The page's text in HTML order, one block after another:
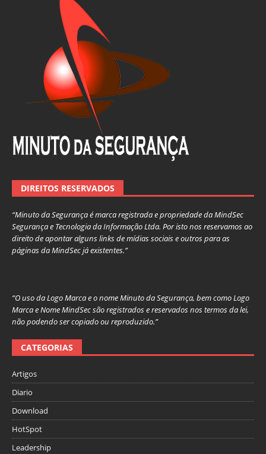
DIREITOS RESERVADOS
“Minuto da Segurança é marca registrada e propriedade da MindSec
Segurança e Tecnologia da Informação Ltda. Por isto nos reservamos ao
direito de apontar alguns links de mídias sociais e outros para as
páginas da MindSec já existentes.”
“O uso da Logo Marca e o nome Minuto da Segurança, bem como Logo
Marca e Nome MindSec são registrados e reservados nos termos da lei,
não podendo ser copiado ou reproduzido.”
CATEGORIAS
Artigos
Diario
Download
HotSpot
Leadership